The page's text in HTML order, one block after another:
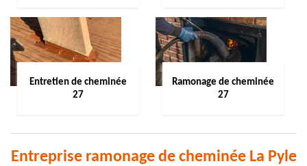
Entretien de cheminée
27
Ramonage de cheminée
27
Entreprise ramonage de cheminée La Pyle